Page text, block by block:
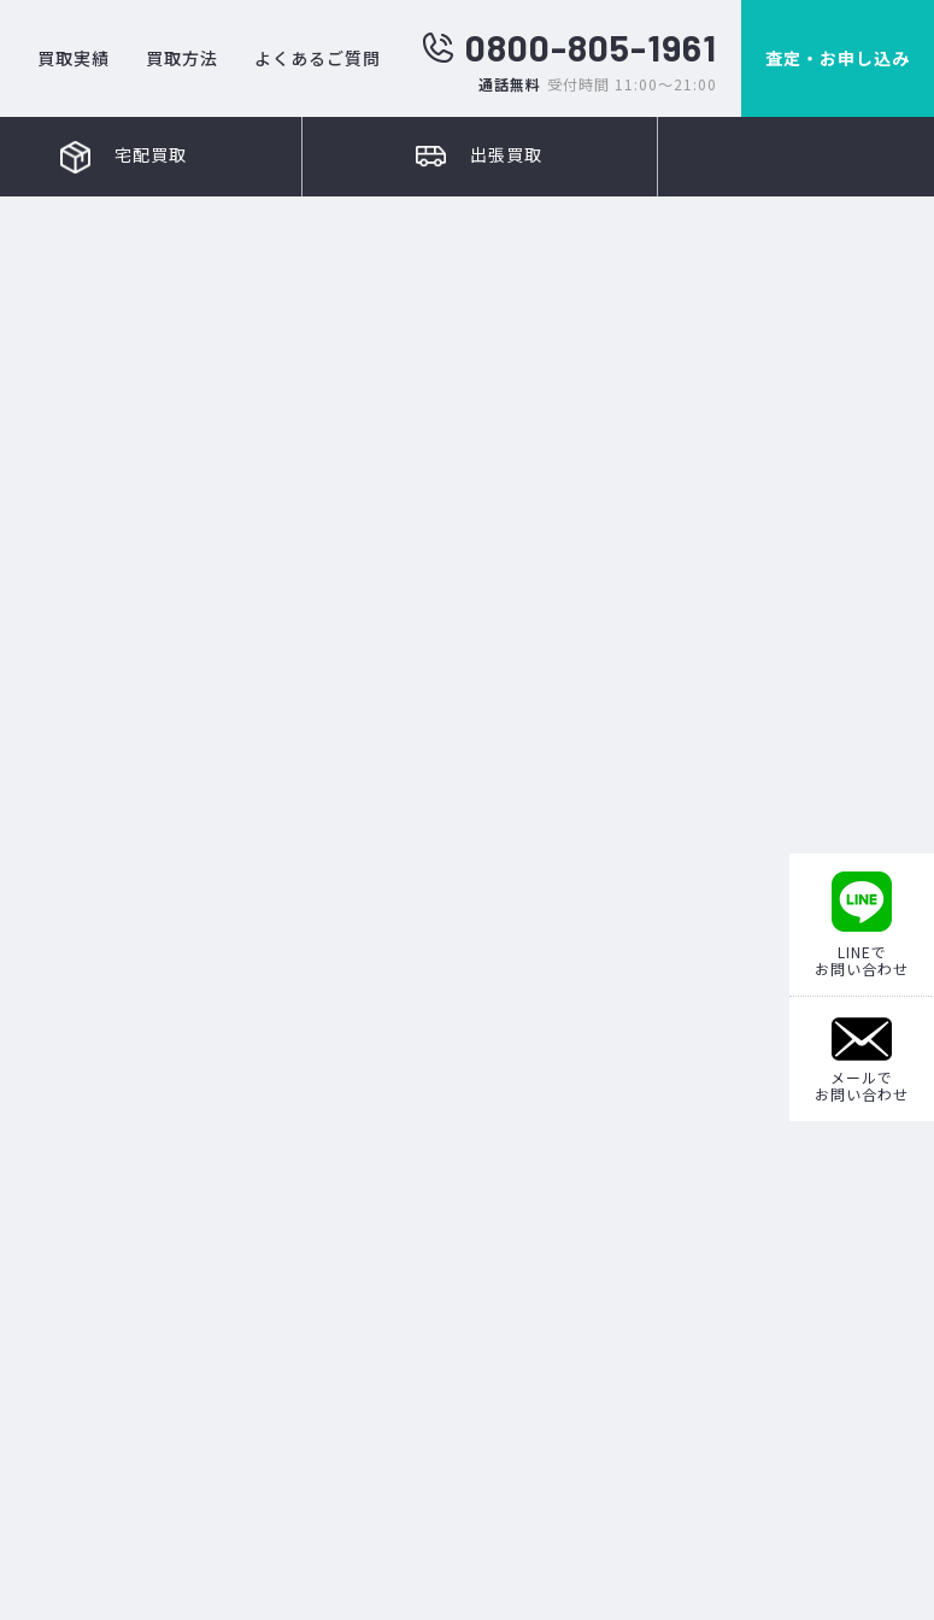
買取実績 買取方法 よくあるご質問 0800-805-1961
通話無料 受付時間 11:00～21:00
査定・お申し込み
宅配買取 出張買取
LINEで
お問い合わせ
メールで
お問い合わせ